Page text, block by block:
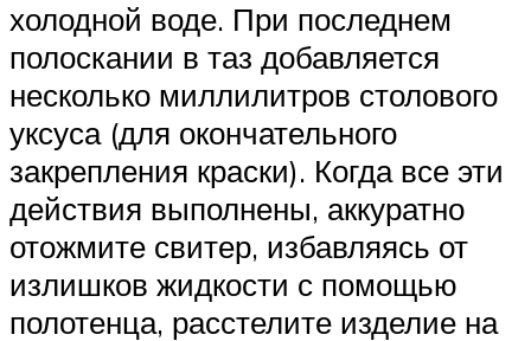
холодной воде. При последнем
полоскании в таз добавляется
несколько миллилитров столового
уксуса (для окончательного
закрепления краски). Когда все эти
действия выполнены, аккуратно
отожмите свитер, избавляясь от
излишков жидкости с помощью
полотенца, расстелите изделие на